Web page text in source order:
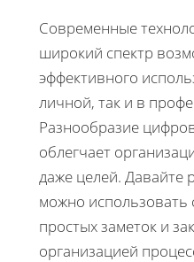
Современные
широкий спектр
эффективного
личной, так и в
Разнообразие
облегчает
даже целей. Давайте
можно использовать
простых заметок и
организацией